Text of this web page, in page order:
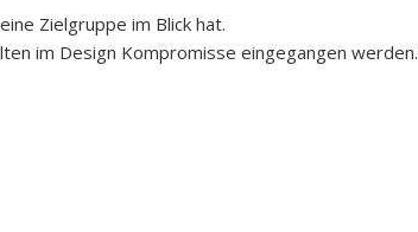
Zielgruppe im Blick hat.
im Design Kompromisse eingegangen werden.